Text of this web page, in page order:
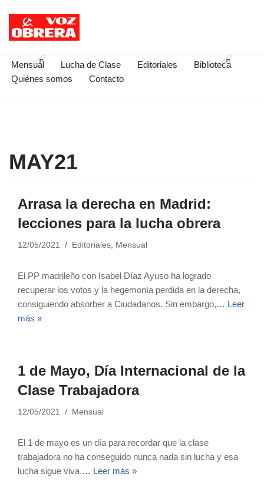
Saltar
contenido
Mensual Lucha de Clase Editoriales
Biblioteca
Quiénes somos
Contacto
MAY21
Arrasa la derecha en Madrid:
lecciones para la lucha obrera
12/05/2021 Editoriales, Mensual
El PP madrileño con Isabel Díaz Ayuso ha logrado
recuperar los votos y la hegemonía perdida en la derecha,
consiguiendo absorber a Ciudadanos. Sin embargo,… Leer
más »
1 de Mayo, Día Internacional de la
Clase Trabajadora
12/05/2021 Mensual
El 1 de mayo es un día para recordar que la clase
trabajadora no ha conseguido nunca nada sin lucha y esa
lucha sigue viva.… Leer más »